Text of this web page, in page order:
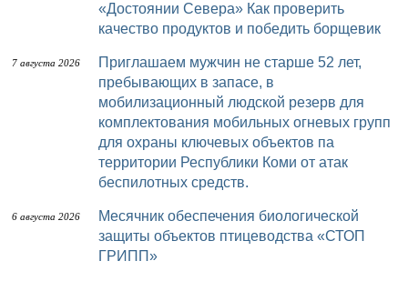
«Достоянии Севера» Как проверить
качество продуктов и победить борщевик
7 августа 2026
Приглашаем мужчин не старше 52 лет,
пребывающих в запасе, в
мобилизационный людской резерв для
комплектования мобильных огневых групп
для охраны ключевых объектов па
территории Республики Коми от атак
беспилотных средств.
6 августа 2026
Месячник обеспечения биологической
защиты объектов птицеводства «СТОП
ГРИПП»